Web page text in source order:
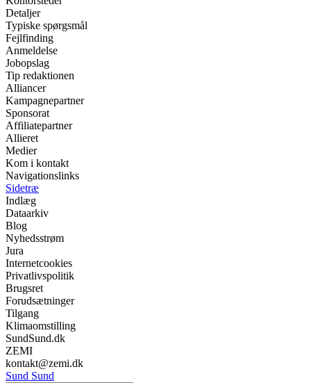
Detaljer
Typiske spørgsmål
Fejlfinding
Anmeldelse
Jobopslag
Tip redaktionen
Alliancer
Kampagnepartner
Sponsorat
Affiliatepartner
Allieret
Medier
Kom i kontakt
Navigationslinks
Sidetræ
Indlæg
Dataarkiv
Blog
Nyhedsstrøm
Jura
Internetcookies
Privatlivspolitik
Brugsret
Forudsætninger
Tilgang
Klimaomstilling
SundSund.dk
ZEMI
kontakt@zemi.dk
Sund Sund